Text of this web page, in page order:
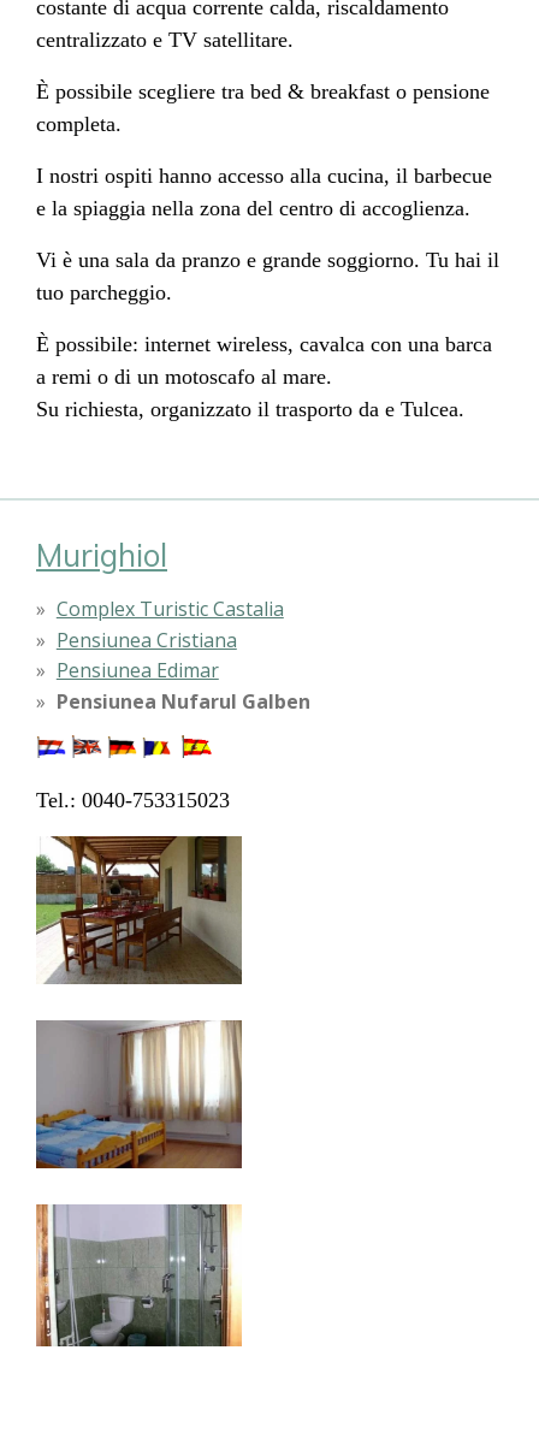
costante di acqua corrente calda, riscaldamento
centralizzato e TV satellitare.
È possibile scegliere tra bed & breakfast o pensione
completa.
I nostri ospiti hanno accesso alla cucina, il barbecue
e la spiaggia nella zona del centro di accoglienza.
Vi è una sala da pranzo e grande soggiorno. Tu hai il
tuo parcheggio.
È possibile: internet wireless, cavalca con una barca
a remi o di un motoscafo al mare.
Su richiesta, organizzato il trasporto da e Tulcea.
Murighiol
Complex Turistic Castalia
Pensiunea Cristiana
Pensiunea Edimar
Pensiunea Nufarul Galben
Tel.: 0040-753315023